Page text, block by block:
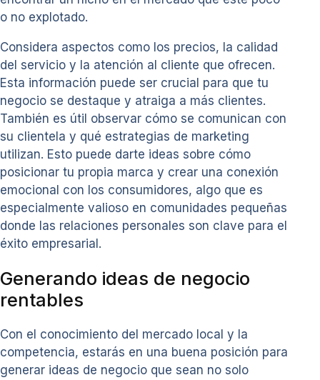
o no explotado.
Considera aspectos como los precios, la calidad
del servicio y la atención al cliente que ofrecen.
Esta información puede ser crucial para que tu
negocio se destaque y atraiga a más clientes.
También es útil observar cómo se comunican con
su clientela y qué estrategias de marketing
utilizan. Esto puede darte ideas sobre cómo
posicionar tu propia marca y crear una conexión
emocional con los consumidores, algo que es
especialmente valioso en comunidades pequeñas
donde las relaciones personales son clave para el
éxito empresarial.
Generando ideas de negocio
rentables
Con el conocimiento del mercado local y la
competencia, estarás en una buena posición para
generar ideas de negocio que sean no solo